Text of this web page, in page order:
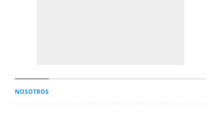
NOSOTROS